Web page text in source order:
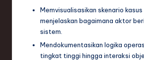
Memvisualisasikan skenario kasus
menjelaskan bagaimana aktor
sistem.
Mendokumentasikan logika
tingkat tinggi hingga interaksi